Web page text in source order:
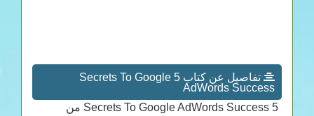
تفاصيل عن كتاب 5 Secrets To Google
AdWords Success
5 Secrets To Google AdWords Success من